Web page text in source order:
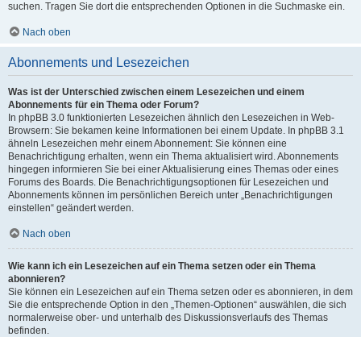
suchen. Tragen Sie dort die entsprechenden Optionen in die Suchmaske ein.
Nach oben
Abonnements und Lesezeichen
Was ist der Unterschied zwischen einem Lesezeichen und einem
Abonnements für ein Thema oder Forum?
In phpBB 3.0 funktionierten Lesezeichen ähnlich den Lesezeichen in Web-
Browsern: Sie bekamen keine Informationen bei einem Update. In phpBB 3.1
ähneln Lesezeichen mehr einem Abonnement: Sie können eine
Benachrichtigung erhalten, wenn ein Thema aktualisiert wird. Abonnements
hingegen informieren Sie bei einer Aktualisierung eines Themas oder eines
Forums des Boards. Die Benachrichtigungsoptionen für Lesezeichen und
Abonnements können im persönlichen Bereich unter „Benachrichtigungen
einstellen“ geändert werden.
Nach oben
Wie kann ich ein Lesezeichen auf ein Thema setzen oder ein Thema
abonnieren?
Sie können ein Lesezeichen auf ein Thema setzen oder es abonnieren, in dem
Sie die entsprechende Option in den „Themen-Optionen“ auswählen, die sich
normalerweise ober- und unterhalb des Diskussionsverlaufs des Themas
befinden.